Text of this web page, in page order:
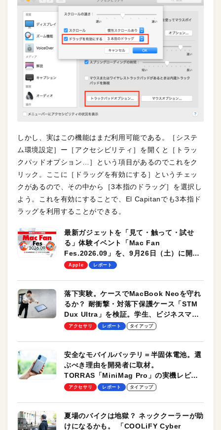
しかし、実はこの機能はまだ利用可能である。［システ
ム環境設定］ー［アクセシビリティ］を開くと［トラッ
クパッドオプション…］という項目があるのでこれをク
リック。ここに［ドラッグを有効にする］というチェッ
クがあるので、その中から［3本指のドラッグ］を選択し
よう。これを有効にすることで、El Capitanでも3本指ド
ラッグを利用することができる。
最新ガジェットを「見て・触って・試せ
る」体験イベント「Mac Fan
Fes.2026.09」を、9月26日（土）に開催
します！
Apple レポート
落下実験。ケースでMacBook Neoを守れ
るか？ 耐衝撃・対落下保護ケース「STM
Dux Ultra」を検証。学生、ビジネスマン
のモバイルユースに最適！
アクセサリ レポート タイアップ
安全なモバイルバッテリ＝半固体電池。選
ぶべき理由を開発者に取材。
TORRAS「MiniMag Pro」の実機レビュ
ーも
アクセサリ レポート タイアップ
夏場のバイクは地獄？ ネッククーラーが助
けになるかも。 「COOLiFY Cyber